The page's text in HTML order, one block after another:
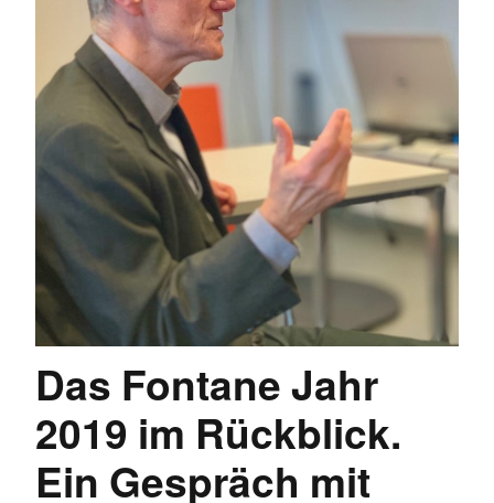
Das Fontane Jahr
2019 im Rückblick.
Ein Gespräch mit